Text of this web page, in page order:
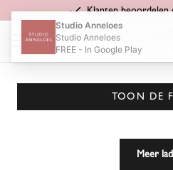
Klanten beoordelen
Home Safari Chic
SAFARI CHIC
Meer
TOON DE
Studio Anneloes
Studio Anneloes
FREE - In Google Play